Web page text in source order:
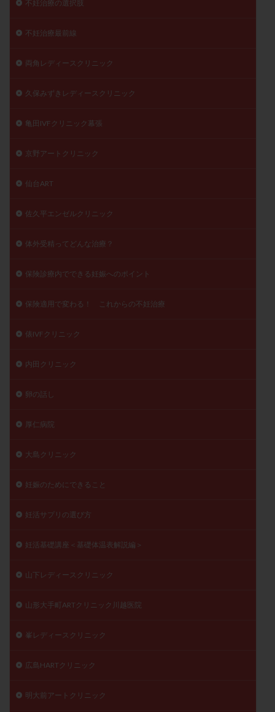
不妊治療の選択肢
不妊治療最前線
両角レディースクリニック
久保みずきレディースクリニック
亀田IVFクリニック幕張
京野アートクリニック
仙台ART
佐久平エンゼルクリニック
体外受精ってどんな治療？
保険診療内でできる妊娠へのポイント
保険適用で変わる！ これからの不妊治療
俵IVFクリニック
内田クリニック
卵の話し
厚仁病院
大島クリニック
妊娠のためにできること
妊活サプリの選び方
妊活基礎講座＜基礎体温表解説編＞
山下レディースクリニック
山形大手町ARTクリニック川越医院
峯レディースクリニック
広島HARTクリニック
明大前アートクリニック